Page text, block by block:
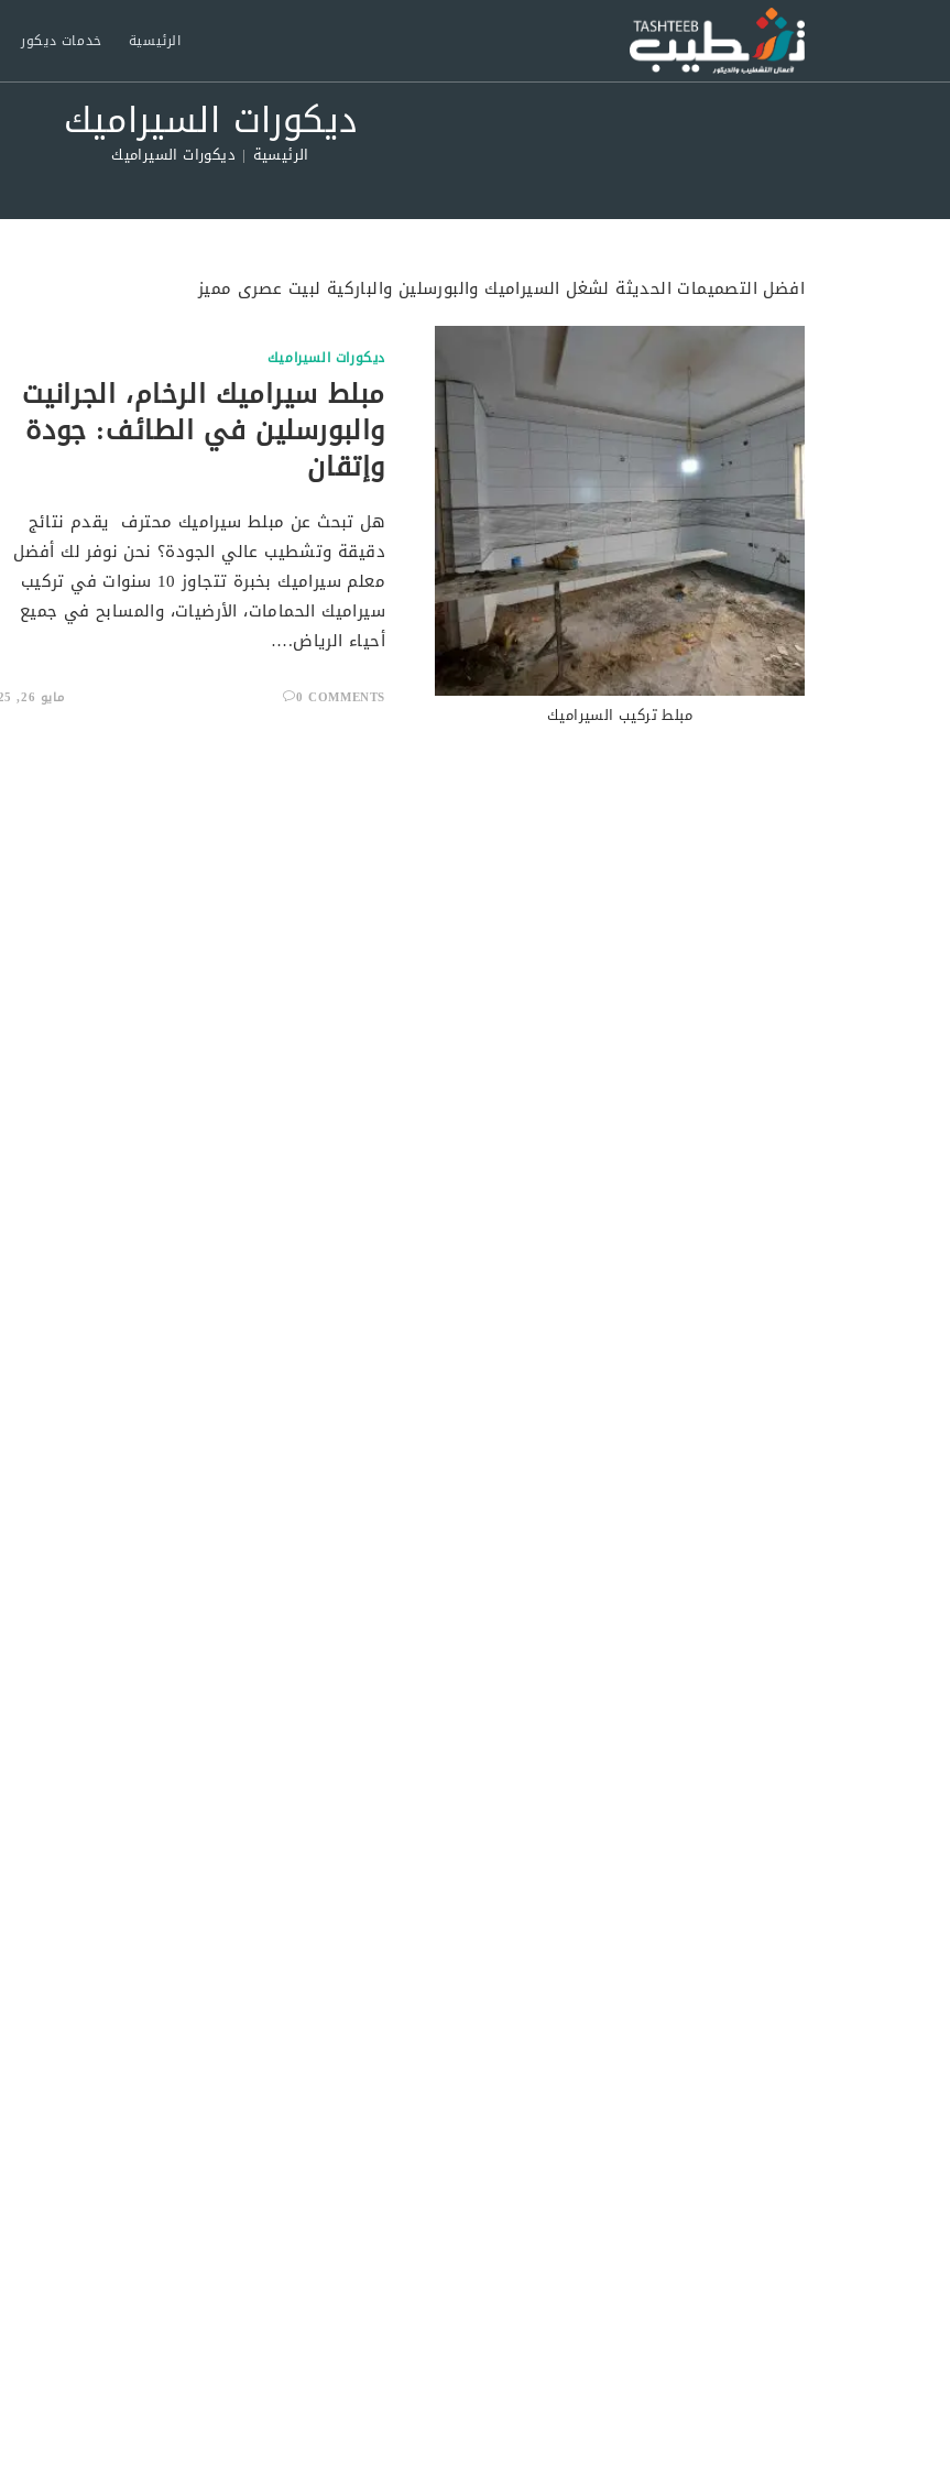
الرئيسية خدمات ديكور
ديكورات السيراميك
الرئيسية | ديكورات السيراميك
افضل التصميمات الحديثة لشغل السيراميك والبورسلين والباركية لبيت عصرى مميز
مبلط تركيب السيراميك
ديكورات السيراميك
مبلط سيراميك الرخام، الجرانيت
والبورسلين في الطائف: جودة
وإتقان
هل تبحث عن مبلط سيراميك محترف يقدم نتائج
دقيقة وتشطيب عالي الجودة؟ نحن نوفر لك أفضل
معلم سيراميك بخبرة تتجاوز 10 سنوات في تركيب
سيراميك الحمامات، الأرضيات، والمسابح في جميع
أحياء الرياض.…
0 COMMENTS مايو 26, 2025